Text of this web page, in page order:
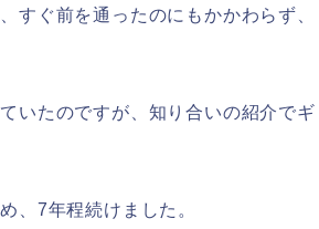
すぐ前を通ったのにもかかわらず、
いたのですが、知り合いの紹介でギ
、7年程続けました。